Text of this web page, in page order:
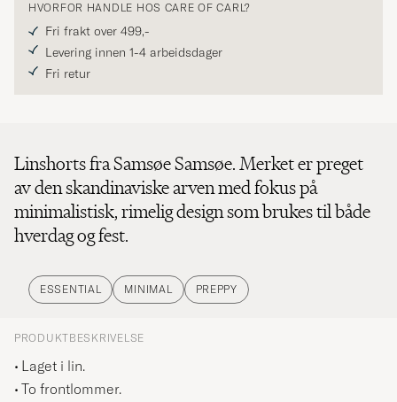
HVORFOR HANDLE HOS CARE OF CARL?
Fri frakt over 499,-
Levering innen 1-4 arbeidsdager
Fri retur
Linshorts fra Samsøe Samsøe. Merket er preget
av den skandinaviske arven med fokus på
minimalistisk, rimelig design som brukes til både
hverdag og fest.
ESSENTIAL MINIMAL PREPPY
PRODUKTBESKRIVELSE
Laget i lin.
To frontlommer.